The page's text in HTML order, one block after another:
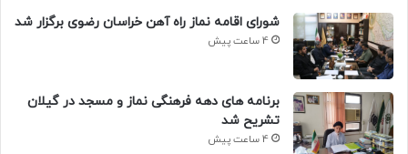
شورای اقامه نماز راه آهن خراسان رضوی برگزار شد
4 ساعت پیش
برنامه های دهه فرهنگی نماز و مسجد در گیلان
تشریح شد
4 ساعت پیش